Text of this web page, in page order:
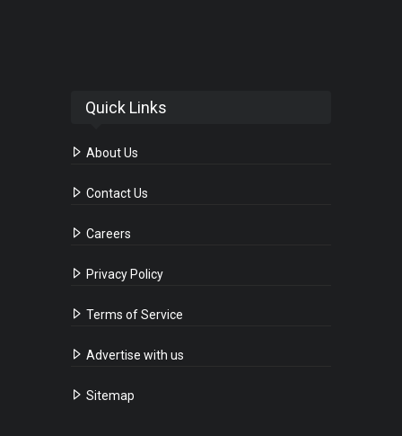
Quick Links
About Us
Contact Us
Careers
Privacy Policy
Terms of Service
Advertise with us
Sitemap